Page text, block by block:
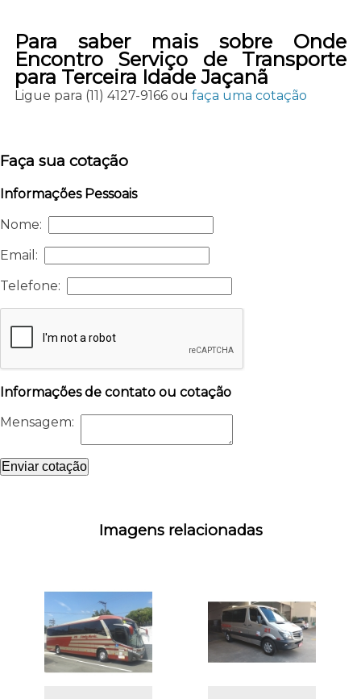
Para saber mais sobre Onde
Encontro Serviço de Transporte
para Terceira Idade Jaçanã
Ligue para (11) 4127-9166ou faça uma cotação
Faça sua cotação
Informações Pessoais
Nome:
Email:
Telefone:
Informações de contato ou cotação
Mensagem:
Enviar cotação
Imagens relacionadas